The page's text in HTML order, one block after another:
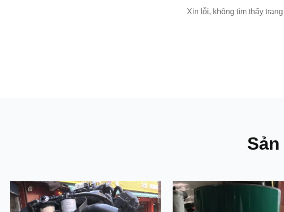
Xin lỗi, không tìm thấy